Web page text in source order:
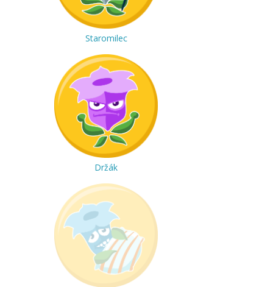
Staromilec
Držák